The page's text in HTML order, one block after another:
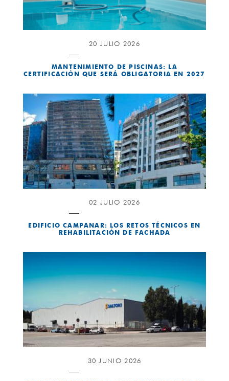
20 JULIO 2026
MANTENIMIENTO DE PISCINAS: LA
CERTIFICACIÓN QUE SERÁ OBLIGATORIA EN 2027
02 JULIO 2026
EDIFICIO CAMPANAR: LOS RETOS TÉCNICOS EN
REHABILITACIÓN DE FACHADA
30 JUNIO 2026